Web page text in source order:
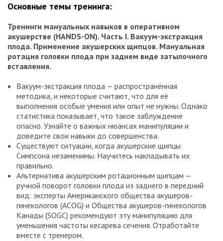
Основные темы тренинга:
Тренинги мануальных навыков в оперативном
акушерстве (HANDS-ON). Часть I. Вакуум-экстракция
плода. Применение акушерских щипцов. Мануальная
ротация головки плода при заднем виде затылочного
вставления.
Вакуум-экстракция плода — распространённая
методика, и некоторые считают, что для её
выполнения особые умения или опыт не нужны. Однако
статистика показывает, что такое заблуждение
опасно. Узнайте о важных нюансах манипуляции и
доведите свои навыки до совершенства.
Существуют ситуации, когда акушерские щипцы
Симпсона незаменимы. Научитесь накладывать их
правильно.
Альтернатива акушерским ротационным щипцам —
ручной поворот головки плода из заднего в передний
вид: эксперты Американского общества акушеров-
гинекологов (ACOG) и Общества акушеров-гинекологов
Канады (SOGC) рекомендуют эту манипуляцию для
уменьшения частоты кесарева сечения. Отработайте
вместе с тренером.